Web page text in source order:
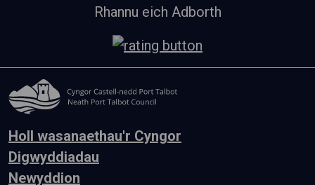
Rhannu eich Adborth
Holl wasanaethau'r Cyngor
Digwyddiadau
Newyddion